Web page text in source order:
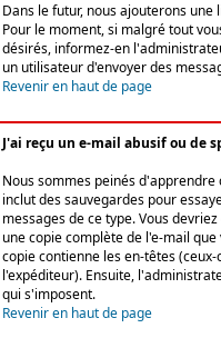
Dans le futur, nous ajouterons
Pour le moment, si malgré tout
désirés, informez-en
un utilisateur d'envoyer des
Revenir en haut de page
J'ai reçu un e-mail abusif ou de
Nous sommes peinés
inclut des sauvegardes pour
messages de ce type. Vous
une copie complète de l'e-mail
copie contienne les en-têtes
l'expéditeur). Ensuite,
qui s'imposent.
Revenir en haut de page